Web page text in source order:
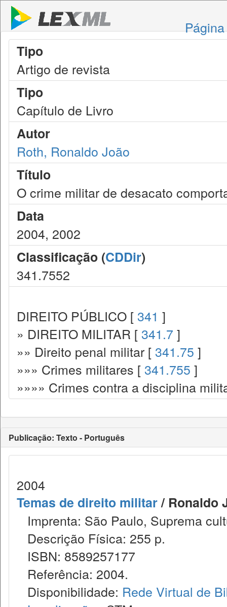
Tipo
Artigo de revista
Tipo
Capítulo de Livro
Autor
Roth, Ronaldo João
Título
O crime militar de desacato
Data
2004, 2002
Classificação (CDDir)
341.7552
DIREITO PÚBLICO [ 341 ]
» DIREITO MILITAR [ 341.7 ]
»» Direito penal militar [ 341.75 ]
»»» Crimes militares [ 341.755 ]
»»»» Crimes contra a disciplina
Publicação: Texto - Português
2004
Temas de direito militar/ Ronaldo
Imprenta: São Paulo, Suprema
Descrição Física: 255 p.
ISBN: 8589257177
Referência: 2004.
Disponibilidade: Rede Virtual de